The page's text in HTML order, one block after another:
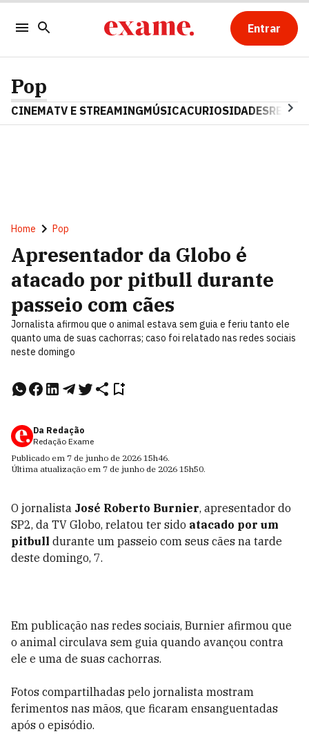
Entrar
Pop
CINEMATV E STREAMINGMÚSICACURIOSIDADES
Home Pop
Apresentador da Globo é
atacado por pitbull durante
passeio com cães
Jornalista afirmou que o animal estava sem guia e feriu tanto ele
quanto uma de suas cachorras; caso foi relatado nas redes sociais
neste domingo
Da Redação
Redação Exame
Publicado em 7 de junho de 2026 15h46.
Última atualização em 7 de junho de 2026 15h50.
O jornalista José Roberto Burnier, apresentador do
SP2, da TV Globo, relatou ter sido atacado por um
pitbull durante um passeio com seus cães na tarde
deste domingo, 7.
Em publicação nas redes sociais, Burnier afirmou que
o animal circulava sem guia quando avançou contra
ele e uma de suas cachorras.
Fotos compartilhadas pelo jornalista mostram
ferimentos nas mãos, que ficaram ensanguentadas
após o episódio.